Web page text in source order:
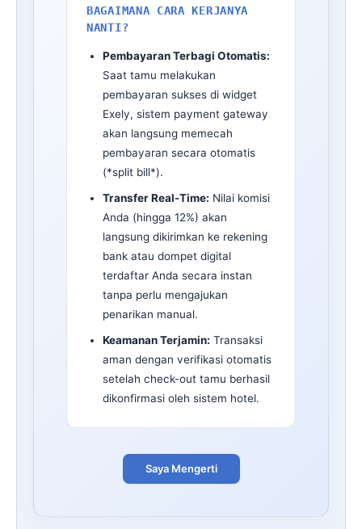
BAGAIMANA CARA KERJANYA
NANTI?
Pembayaran Terbagi Otomatis:
Saat tamu melakukan
pembayaran sukses di widget
Exely, sistem payment gateway
akan langsung memecah
pembayaran secara otomatis
(*split bill*).
Transfer Real-Time: Nilai komisi
Anda (hingga 12%) akan
langsung dikirimkan ke rekening
bank atau dompet digital
terdaftar Anda secara instan
tanpa perlu mengajukan
penarikan manual.
Keamanan Terjamin: Transaksi
aman dengan verifikasi otomatis
setelah check-out tamu berhasil
dikonfirmasi oleh sistem hotel.
Saya Mengerti